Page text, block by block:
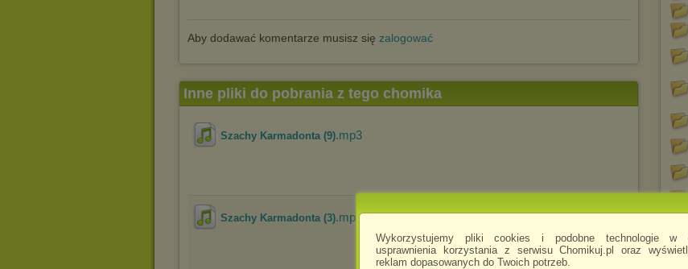
Wykorzystujemy pliki cookies i podobne technologie w
usprawnienia korzystania z serwisu Chomikuj.pl oraz
reklam dopasowanych do Twoich potrzeb.
Aby dodawać komentarze musisz się zalogować
Inne pliki do pobrania z tego chomika
Szachy Karmadonta (9).mp3
Szachy Karmadonta (3).mp3